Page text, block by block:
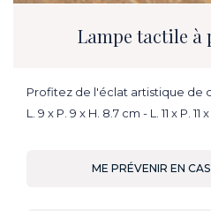
Lampe tactile à
Profitez de l'éclat artistique de
L. 9 x P. 9 x H. 8.7 cm - L. 11 x P. 11
ME PRÉVENIR EN